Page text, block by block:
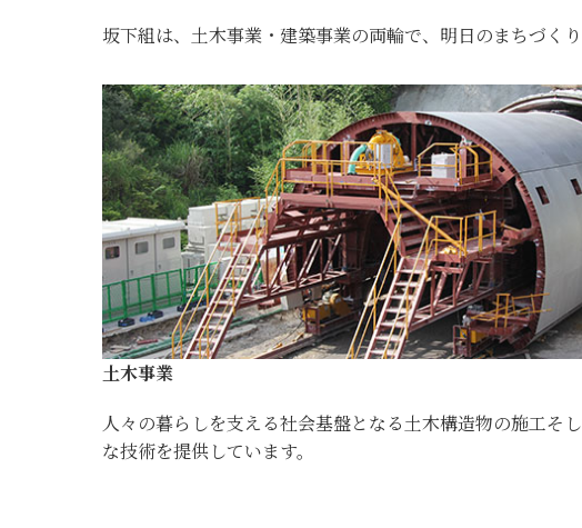
坂下組は、土木事業・建築事業の両輪で、明日のまちづくり
土木事業
人々の暮らしを支える社会基盤となる土木構造物の施工そ
な技術を提供しています。